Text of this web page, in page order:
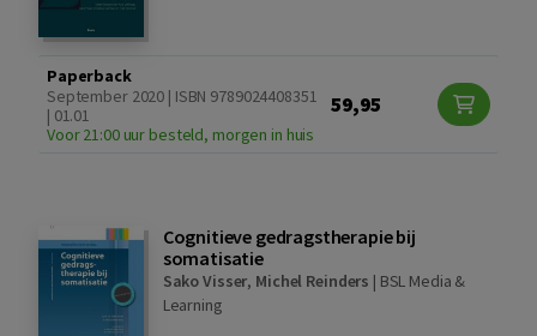
Paperback
September 2020 | ISBN 9789024408351
| 01.01
Voor 21:00 uur besteld, morgen in huis
59,95
Cognitieve gedragstherapie bij
somatisatie
Sako Visser, Michel Reinders | BSL Media &
Learning